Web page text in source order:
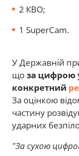
2 КВО;
1 SuperCam.
У Державній
щоза цифрою
конкретний
За оцінкою
частину
ударних
"За сухою